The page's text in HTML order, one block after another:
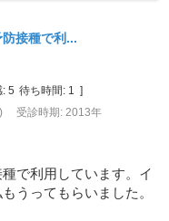
接種で利...
: 5 待ち時間: 1
受診時期: 2013年
で利用しています。イ
うってもらいました。